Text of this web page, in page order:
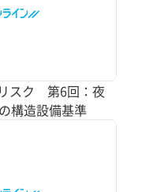
スク 第6回：夜
構造設備基準